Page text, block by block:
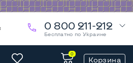
0 800 211-212
Бесплатно по Украине
0
Корзина